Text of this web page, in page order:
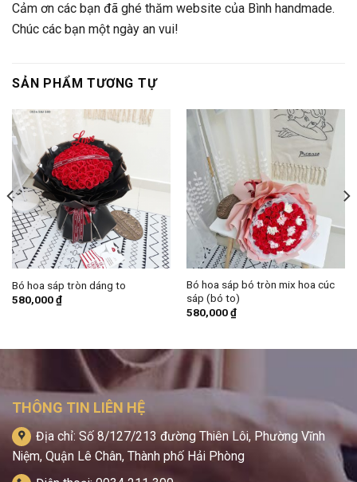
Cảm ơn các bạn đã ghé thăm website của Bình handmade.
Chúc các bạn một ngày an vui!
SẢN PHẨM TƯƠNG TỰ
Bó hoa sáp tròn dáng to
580,000₫
Bó hoa sáp bó tròn mix hoa cúc
sáp (bó to)
580,000₫
THÔNG TIN LIÊN HỆ
Địa chỉ: Số 8/127/213 đường Thiên Lôi, Phường Vĩnh
Niệm, Quận Lê Chân, Thành phố Hải Phòng